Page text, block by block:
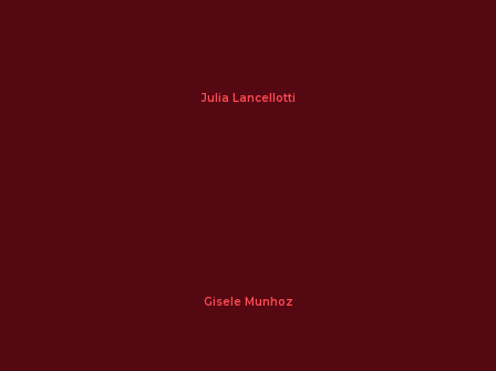
Julia Lancellotti
Gisele Munhoz